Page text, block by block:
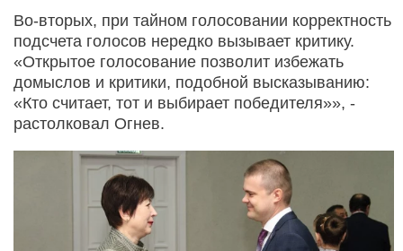
Во-вторых, при тайном голосовании корректность
подсчета голосов нередко вызывает критику.
«Открытое голосование позволит избежать
домыслов и критики, подобной высказыванию:
«Кто считает, тот и выбирает победителя»», -
растолковал Огнев.